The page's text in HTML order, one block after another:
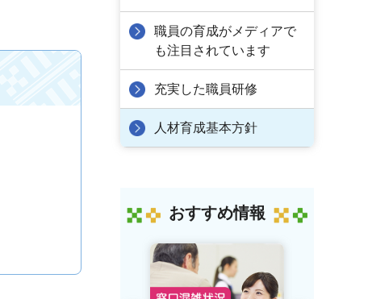
職員の育成がメディアで
も注目されています
充実した職員研修
人材育成基本方針
おすすめ情報